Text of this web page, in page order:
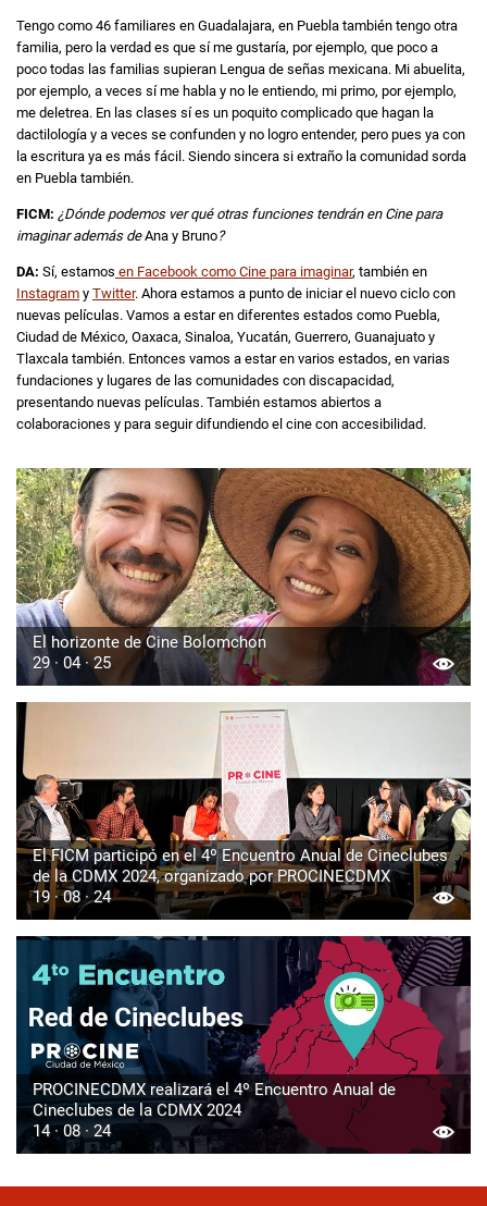
Tengo como 46 familiares en Guadalajara, en Puebla también tengo otra
familia, pero la verdad es que sí me gustaría, por ejemplo, que poco a
poco todas las familias supieran Lengua de señas mexicana. Mi abuelita,
por ejemplo, a veces sí me habla y no le entiendo, mi primo, por ejemplo,
me deletrea. En las clases sí es un poquito complicado que hagan la
dactilología y a veces se confunden y no logro entender, pero pues ya con
la escritura ya es más fácil. Siendo sincera si extraño la comunidad sorda
en Puebla también.
FICM: ¿Dónde podemos ver qué otras funciones tendrán en Cine para
imaginar además deAna y Bruno?
DA: Sí, estamos en Facebook como Cine para imaginar, también en
Instagram y Twitter. Ahora estamos a punto de iniciar el nuevo ciclo con
nuevas películas. Vamos a estar en diferentes estados como Puebla,
Ciudad de México, Oaxaca, Sinaloa, Yucatán, Guerrero, Guanajuato y
Tlaxcala también. Entonces vamos a estar en varios estados, en varias
fundaciones y lugares de las comunidades con discapacidad,
presentando nuevas películas. También estamos abiertos a
colaboraciones y para seguir difundiendo el cine con accesibilidad.
El horizonte de Cine Bolomchon
29 · 04 · 25
El FICM participó en el 4º Encuentro Anual de Cineclubes
de la CDMX 2024, organizado por PROCINECDMX
19 · 08 · 24
PROCINECDMX realizará el 4º Encuentro Anual de
Cineclubes de la CDMX 2024
14 · 08 · 24